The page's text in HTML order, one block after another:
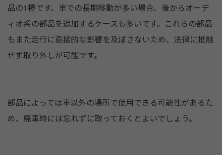
品の1種です。車での長期移動が多い場合、後からオーデ
ィオ系の部品を追加するケースも多いです。これらの部品
もまた走行に直接的な影響を及ぼさないため、法律に抵触
せず取り外しが可能です。
部品によっては車以外の場所で使用できる可能性があるた
め、廃車時には忘れずに取っておくとよいでしょう。